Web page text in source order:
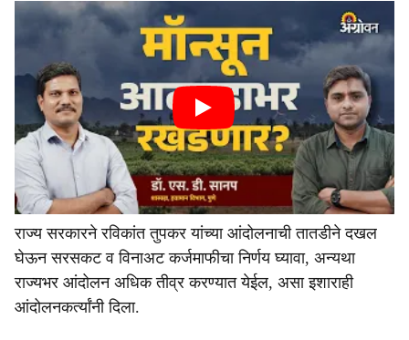
राज्य सरकारने रविकांत तुपकर यांच्या आंदोलनाची तातडीने दखल
घेऊन सरसकट व विनाअट कर्जमाफीचा निर्णय घ्यावा, अन्यथा
राज्यभर आंदोलन अधिक तीव्र करण्यात येईल, असा इशाराही
आंदोलनकर्त्यांनी दिला.